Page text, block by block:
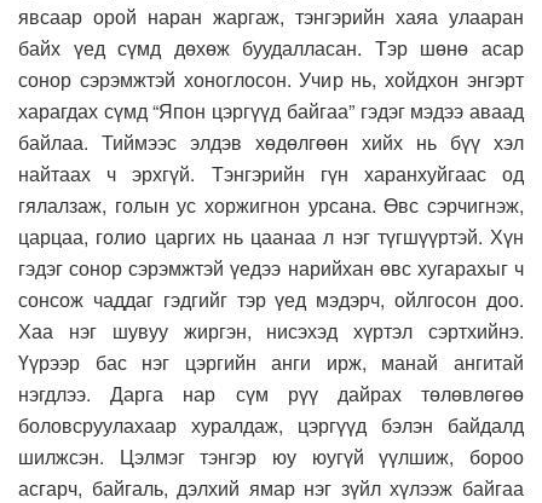
явсаар орой наран жаргаж, тэнгэрийн хаяа улааран
байх үед сүмд дөхөж буудалласан. Тэр шөнө асар
сонор сэрэмжтэй хоноглосон. Учир нь, хойдхон энгэрт
харагдах сүмд “Япон цэргүүд байгаа” гэдэг мэдээ аваад
байлаа. Тиймээс элдэв хөдөлгөөн хийх нь бүү хэл
найтаах ч эрхгүй. Тэнгэрийн гүн харанхуйгаас од
гялалзаж, голын ус хоржигнон урсана. Өвс сэрчигнэж,
царцаа, голио царгих нь цаанаа л нэг түгшүүртэй. Хүн
гэдэг сонор сэрэмжтэй үедээ нарийхан өвс хугарахыг ч
сонсож чаддаг гэдгийг тэр үед мэдэрч, ойлгосон доо.
Хаа нэг шувуу жиргэн, нисэхэд хүртэл сэртхийнэ.
Үүрээр бас нэг цэргийн анги ирж, манай ангитай
нэгдлээ. Дарга нар сүм рүү дайрах төлөвлөгөө
боловсруулахаар хуралдаж, цэргүүд бэлэн байдалд
шилжсэн. Цэлмэг тэнгэр юу юугүй үүлшиж, бороо
асгарч, байгаль, дэлхий ямар нэг зүйл хүлээж байгаа